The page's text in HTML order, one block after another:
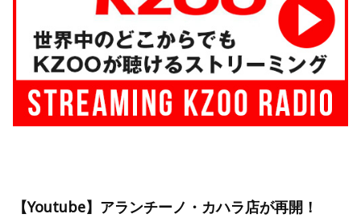
【Youtube】アランチーノ・カハラ店が再開！